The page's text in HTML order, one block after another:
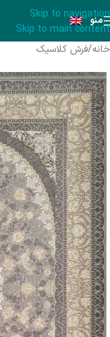
Skip to navigation
Skip to main content
منو
خانه/فرش کلاسیک